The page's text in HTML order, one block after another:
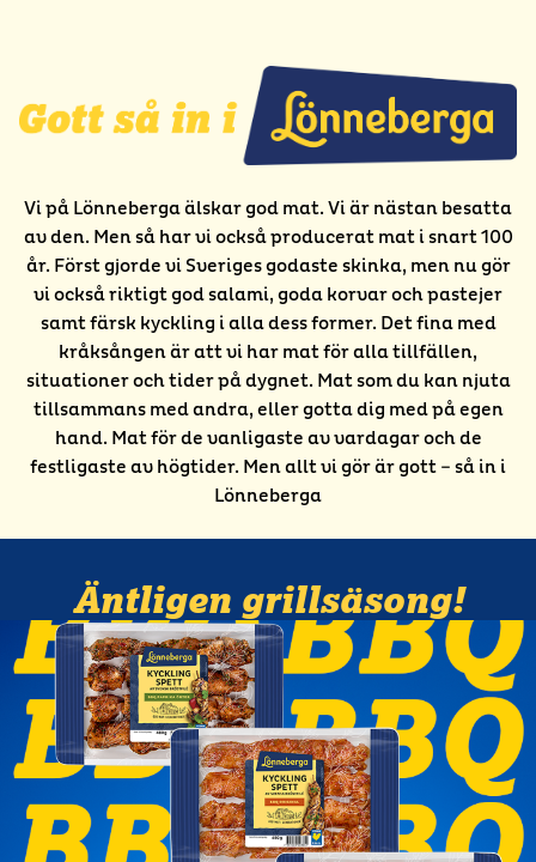
Vi på Lönneberga älskar god mat. Vi är nästan besatta
av den. Men så har vi också producerat mat i snart 100
år. Först gjorde vi Sveriges godaste skinka, men nu gör
vi också riktigt god salami, goda korvar och pastejer
samt färsk kyckling i alla dess former. Det fina med
kråksången är att vi har mat för alla tillfällen,
situationer och tider på dygnet. Mat som du kan njuta
tillsammans med andra, eller gotta dig med på egen
hand. Mat för de vanligaste av vardagar och de
festligaste av högtider. Men allt vi gör är gott – så in i
Lönneberga
Äntligen grillsäsong!